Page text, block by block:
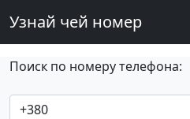
Узнай чей номер
Поиск по номеру телефона: